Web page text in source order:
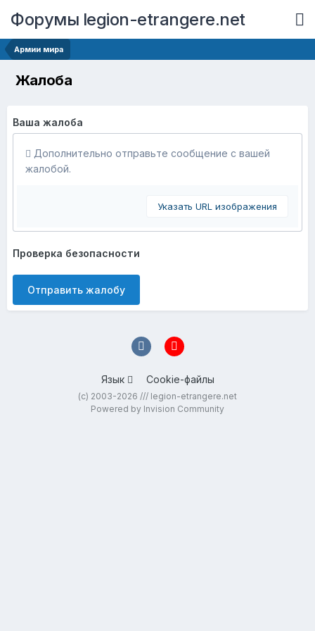
Форумы legion-etrangere.net
Армии мира
Жалоба
Ваша жалоба
Дополнительно отправьте сообщение с вашей
жалобой.
Указать URL изображения
Проверка безопасности
Отправить жалобу
Язык Cookie-файлы
(c) 2003-2026 /// legion-etrangere.net
Powered by Invision Community